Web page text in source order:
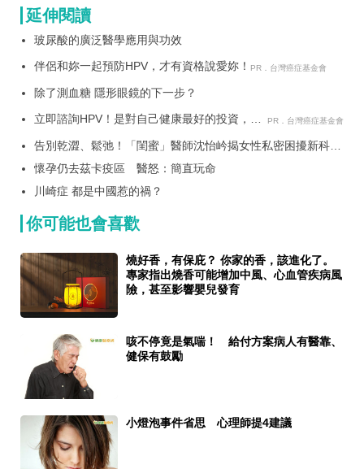
延伸閱讀
玻尿酸的廣泛醫學應用與功效
伴侶和妳一起預防HPV，才有資格說愛妳！ PR．台灣癌症基金會
除了測血糖 隱形眼鏡的下一步？
立即諮詢HPV！是對自己健康最好的投資，把
PR．台灣癌症基金會
告別乾澀、鬆弛！「閨蜜」醫師沈怡岒揭女性私密困擾新科技
解方
懷孕仍去茲卡疫區 醫怒：簡直玩命
川崎症 都是中國惹的禍？
你可能也會喜歡
燒好香，有保庇？ 你家的香，該進化了。
專家指出燒香可能增加中風、心血管疾病風
險，甚至影響嬰兒發育
咳不停竟是氣喘！ 給付方案病人有醫靠、
健保有鼓勵
小燈泡事件省思 心理師提4建議